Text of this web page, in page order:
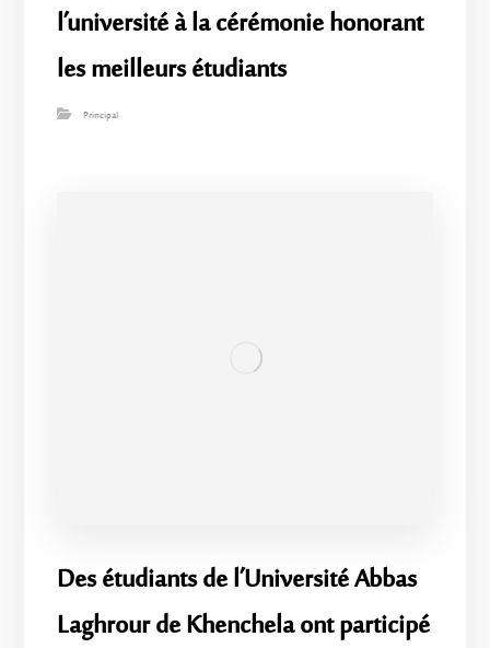
l’université à la cérémonie honorant
les meilleurs étudiants
Principal
Des étudiants de l’Université Abbas
Laghrour de Khenchela ont participé